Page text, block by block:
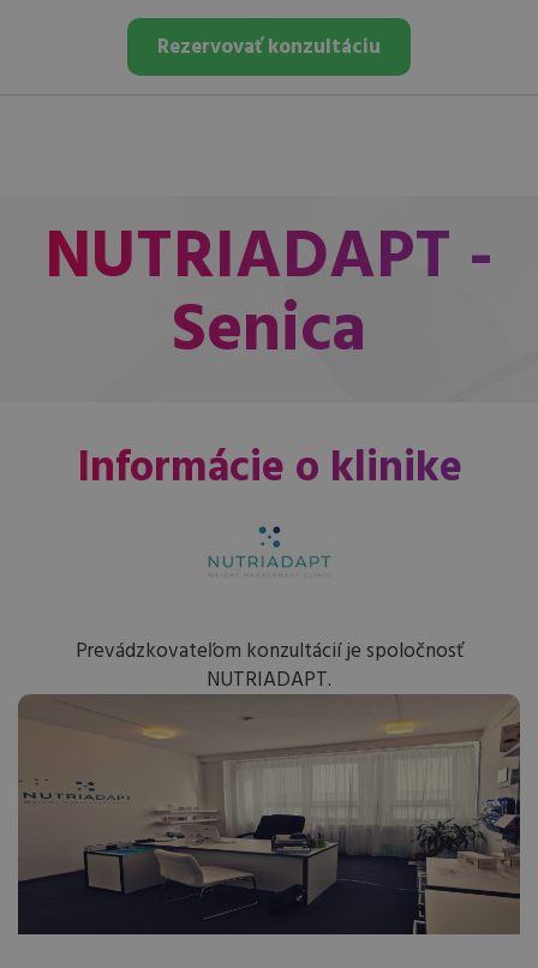
Rezervovať konzultáciu
NUTRIADAPT -
Senica
Informácie o klinike
Prevádzkovateľom konzultácií je spoločnosť
NUTRIADAPT.